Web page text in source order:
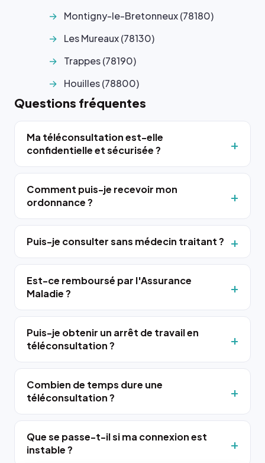
Montigny-le-Bretonneux (78180)
Les Mureaux (78130)
Trappes (78190)
Houilles (78800)
Questions fréquentes
Ma téléconsultation est-elle
confidentielle et sécurisée ?
Comment puis-je recevoir mon
ordonnance ?
Puis-je consulter sans médecin traitant ?
Est-ce remboursé par l'Assurance
Maladie ?
Puis-je obtenir un arrêt de travail en
téléconsultation ?
Combien de temps dure une
téléconsultation ?
Que se passe-t-il si ma connexion est
instable ?